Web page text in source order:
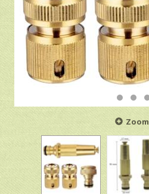
Zoom